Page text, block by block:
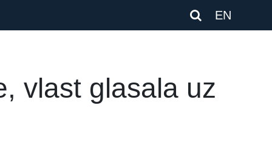
EN
vlast glasala uz